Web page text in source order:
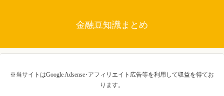
金融豆知識まとめ
※当サイトはGoogle Adsense･アフィリエイト広告等を利用して収益を得てお
ります。